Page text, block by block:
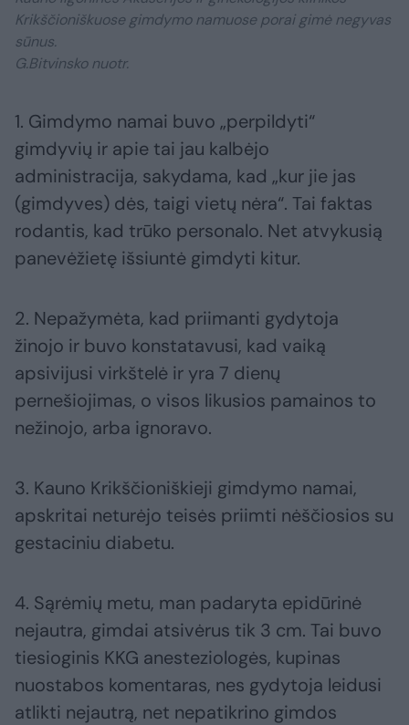
Krikščioniškuose gimdymo namuose porai gimė negyvas
sūnus.
G.Bitvinsko nuotr.
1. Gimdymo namai buvo „perpildyti“
gimdyvių ir apie tai jau kalbėjo
administracija, sakydama, kad „kur jie jas
(gimdyves) dės, taigi vietų nėra“. Tai faktas
rodantis, kad trūko personalo. Net atvykusią
panevėžietę išsiuntė gimdyti kitur.
2. Nepažymėta, kad priimanti gydytoja
žinojo ir buvo konstatavusi, kad vaiką
apsivijusi virkštelė ir yra 7 dienų
pernešiojimas, o visos likusios pamainos to
nežinojo, arba ignoravo.
3. Kauno Krikščioniškieji gimdymo namai,
apskritai neturėjo teisės priimti nėščiosios su
gestaciniu diabetu.
4. Sąrėmių metu, man padaryta epidūrinė
nejautra, gimdai atsivėrus tik 3 cm. Tai buvo
tiesioginis KKG anesteziologės, kupinas
nuostabos komentaras, nes gydytoja leidusi
atlikti nejautrą, net nepatikrino gimdos